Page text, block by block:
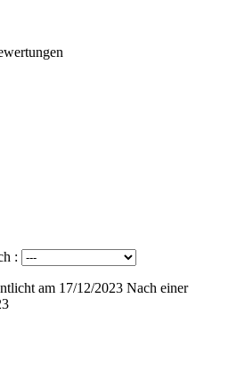
:
am 17/12/2023 Nach einer